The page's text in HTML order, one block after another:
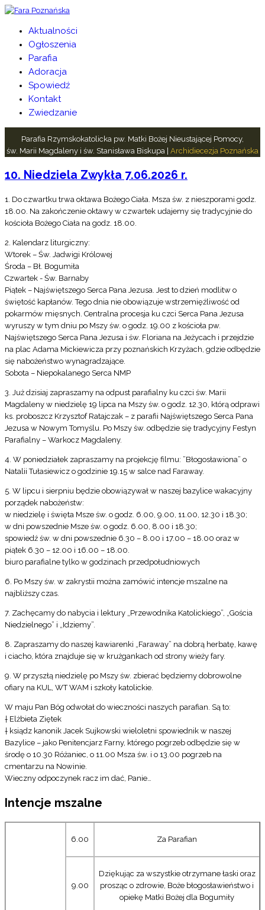
Aktualności
Ogłoszenia
Parafia
Adoracja
Spowiedź
Kontakt
Zwiedzanie
Parafia Rzymskokatolicka pw. Matki Bożej Nieustającej Pomocy,
św. Marii Magdaleny i św. Stanisława Biskupa | Archidiecezja Poznańska
10. Niedziela Zwykła 7.06.2026 r.
1. Do czwartku trwa oktawa Bożego Ciała. Msza św. z nieszporami godz.
18.00. Na zakończenie oktawy w czwartek udajemy się tradycyjnie do
kościoła Bożego Ciała na godz. 18.00.
2. Kalendarz liturgiczny:
Wtorek – Św. Jadwigi Królowej
Środa – Bł. Bogumiła
Czwartek - Św. Barnaby
Piątek – Najświętszego Serca Pana Jezusa. Jest to dzień modlitw o
świętość kapłanów. Tego dnia nie obowiązuje wstrzemięźliwość od
pokarmów mięsnych. Centralna procesja ku czci Serca Pana Jezusa
wyruszy w tym dniu po Mszy św. o godz. 19.00 z kościoła pw.
Najświętszego Serca Pana Jezusa i św. Floriana na Jeżycach i przejdzie
na plac Adama Mickiewicza przy poznańskich Krzyżach, gdzie odbędzie
się nabożeństwo wynagradzające.
Sobota – Niepokalanego Serca NMP
3. Już dzisiaj zapraszamy na odpust parafialny ku czci św. Marii
Magdaleny w niedzielę 19 lipca na Mszy św. o godz. 12.30, którą odprawi
ks. proboszcz Krzysztof Ratajczak – z parafii Najświętszego Serca Pana
Jezusa w Nowym Tomyślu. Po Mszy św. odbędzie się tradycyjny Festyn
Parafialny – Warkocz Magdaleny.
4. W poniedziałek zapraszamy na projekcję filmu: ”Błogosławiona” o
Natalii Tułasiewicz o godzinie 19.15 w salce nad Faraway.
5. W lipcu i sierpniu będzie obowiązywał w naszej bazylice wakacyjny
porządek nabożeństw:
w niedzielę i święta Msze św. o godz. 6.00, 9.00, 11.00, 12.30 i 18.30;
w dni powszednie Msze św. o godz. 6.00, 8.00 i 18.30;
spowiedź św. w dni powszednie 6.30 – 8.00 i 17.00 – 18.00 oraz w
piątek 6.30 – 12.00 i 16.00 – 18.00.
biuro parafialne tylko w godzinach przedpołudniowych
6. Po Mszy św. w zakrystii można zamówić intencje mszalne na
najbliższy czas.
7. Zachęcamy do nabycia i lektury „Przewodnika Katolickiego”, „Gościa
Niedzielnego” i „Idziemy”.
8. Zapraszamy do naszej kawiarenki „Faraway” na dobrą herbatę, kawę
i ciacho, która znajduje się w krużgankach od strony wieży fary.
9. W przyszłą niedzielę po Mszy św. zbierać będziemy dobrowolne
ofiary na KUL, WT WAM i szkoły katolickie.
W maju Pan Bóg odwołał do wieczności naszych parafian. Są to:
† Elżbieta Ziętek
† ksiądz kanonik Jacek Sujkowski wieloletni spowiednik w naszej
Bazylice – jako Penitencjarz Farny, którego pogrzeb odbędzie się w
środę o 10.30 Różaniec, o 11.00 Msza św. i o 13.00 pogrzeb na
cmentarzu na Nowinie.
Wieczny odpoczynek racz im dać, Panie…
Intencje mszalne
6.00 Za Parafian
9.00
Dziękując za wszystkie otrzymane łaski oraz
prosząc o zdrowie, Boże błogosławieństwo i
opiekę Matki Bożej dla Bogumiły